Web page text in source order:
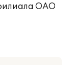
ОАО